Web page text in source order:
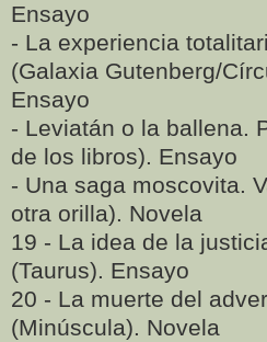
Ensayo
- La experiencia
(Galaxia Gutenberg/
Ensayo
- Leviatán o la ballena.
de los libros). Ensayo
- Una saga moscovita.
otra orilla). Novela
19 - La idea de la
(Taurus). Ensayo
20 - La muerte del
(Minúscula). Novela